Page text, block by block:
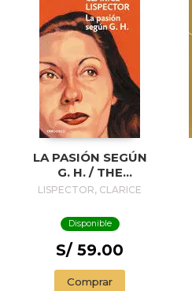
LA PASIÓN SEGÚN
G. H. / THE
PASSION
H.
LISPECTOR, CLARICE
Disponible
S/ 59.00
Comprar